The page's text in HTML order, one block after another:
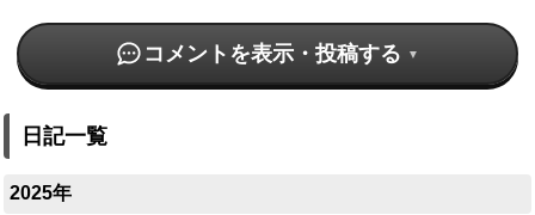
コメントを表示・投稿する
日記一覧
2025年